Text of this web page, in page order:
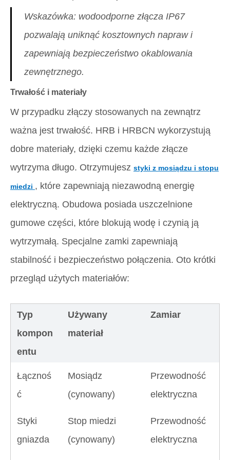
Wskazówka: wodoodporne złącza IP67
pozwalają uniknąć kosztownych napraw i
zapewniają bezpieczeństwo okablowania
zewnętrznego.
Trwałość i materiały
W przypadku złączy stosowanych na zewnątrz
ważna jest trwałość. HRB i HRBCN wykorzystują
dobre materiały, dzięki czemu każde złącze
wytrzyma długo. Otrzymujesz styki z mosiądzu i stopu
miedzi , które zapewniają niezawodną energię
elektryczną. Obudowa posiada uszczelnione
gumowe części, które blokują wodę i czynią ją
wytrzymałą. Specjalne zamki zapewniają
stabilność i bezpieczeństwo połączenia. Oto krótki
przegląd użytych materiałów:
Typ
kompon
entu
Używany
materiał
Zamiar
Łącznoś
ć
Mosiądz
(cynowany)
Przewodność
elektryczna
Styki
gniazda
Stop miedzi
(cynowany)
Przewodność
elektryczna